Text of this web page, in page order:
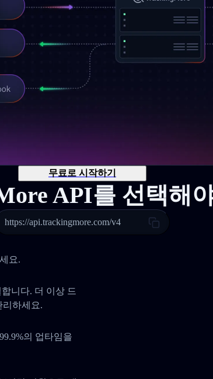
무료로 시작하기
API를 선택해
https://api.trackingmore.com/v4
요.
니다. 더 이상 드
리하세요.
의 업타임을